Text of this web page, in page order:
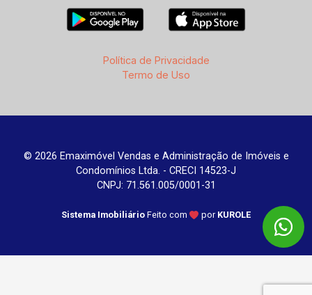
Política de Privacidade
Termo de Uso
© 2026 Emaximóvel Vendas e Administração de Imóveis e
Condomínios Ltda. - CRECI 14523-J
CNPJ: 71.561.005/0001-31
Sistema Imobiliário Feito com por KUROLE